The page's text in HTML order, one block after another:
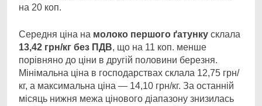
на 20 коп.
Середня ціна на молоко першого ґатунку склала
13,42 грн/кг без ПДВ, що на 11 коп. менше
порівняно до ціни в другій половини березня.
Мінімальна ціна в господарствах склала 12,75 грн/
кг, а максимальна ціна — 14,10 грн/кг. За останній
місяць нижня межа цінового діапазону знизилась